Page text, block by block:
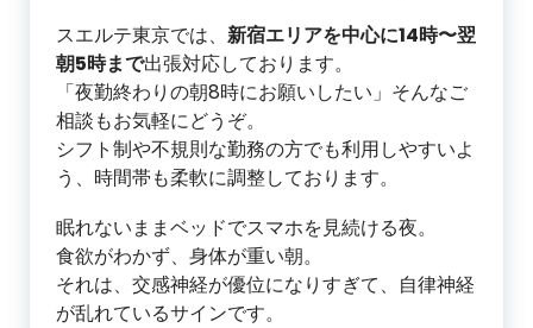
スエルテ東京では、 新宿エリアを中心に14時〜翌
朝5時まで出張対応しております。
「夜勤終わりの朝8時にお願いしたい」そんなご
相談もお気軽にどうぞ。
シフト制や不規則な勤務の方でも利用しやすいよ
う、時間帯も柔軟に調整しております。
眠れないままベッドでスマホを見続ける夜。
食欲がわかず、身体が重い朝。
それは、交感神経が優位になりすぎて、自律神経
が乱れているサインです。